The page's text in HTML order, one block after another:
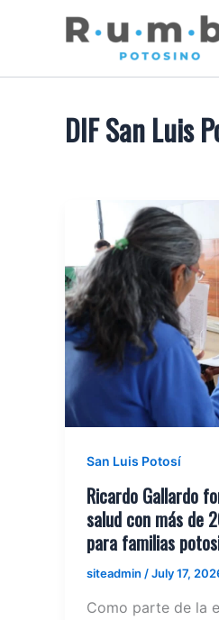
DIF San Luis
San Luis Potosí
Ricardo Gallardo
salud con más de
para familias
siteadmin /July 17,
Como parte de la